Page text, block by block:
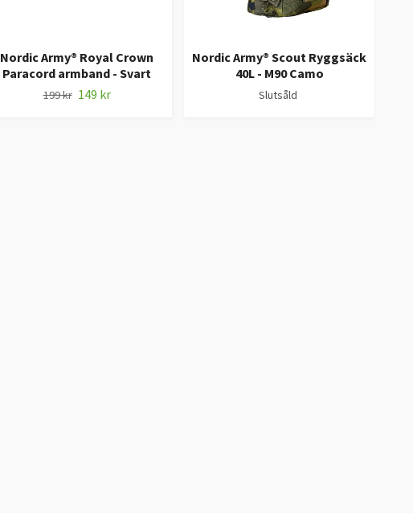
Nordic Army® Royal Crown
Paracord armband - Svart
199 kr 149 kr
Nordic Army® Scout Ryggsäck
40L - M90 Camo
Slutsåld